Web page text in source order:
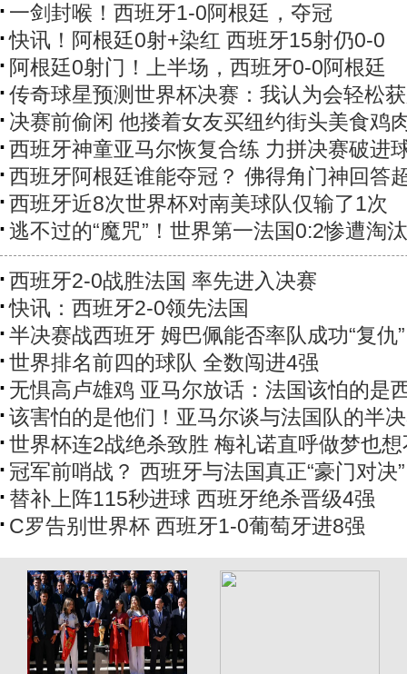
一剑封喉！西班牙1-0阿根廷，夺冠
快讯！阿根廷0射+染红 西班牙15射仍0-0
阿根廷0射门！上半场，西班牙0-0阿根廷
传奇球星预测世界杯决赛：我认为会轻松
决赛前偷闲 他搂着女友买纽约街头美食鸡
西班牙神童亚马尔恢复合练 力拼决赛破进
西班牙阿根廷谁能夺冠？ 佛得角门神回答
西班牙近8次世界杯对南美球队仅输了1次
逃不过的“魔咒”！世界第一法国0:2惨遭淘汰
西班牙2-0战胜法国 率先进入决赛
快讯：西班牙2-0领先法国
半决赛战西班牙 姆巴佩能否率队成功“复仇”
世界排名前四的球队 全数闯进4强
无惧高卢雄鸡 亚马尔放话：法国该怕的是
该害怕的是他们！亚马尔谈与法国队的半
世界杯连2战绝杀致胜 梅礼诺直呼做梦也
冠军前哨战？ 西班牙与法国真正“豪门对决”
替补上阵115秒进球 西班牙绝杀晋级4强
C罗告别世界杯 西班牙1-0葡萄牙进8强